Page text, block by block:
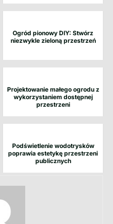
Ogród pionowy DIY: Stwórz
niezwykle zieloną przestrzeń
Projektowanie małego ogrodu z
wykorzystaniem dostępnej
przestrzeni
Podświetlenie wodotrysków
poprawia estetykę przestrzeni
publicznych